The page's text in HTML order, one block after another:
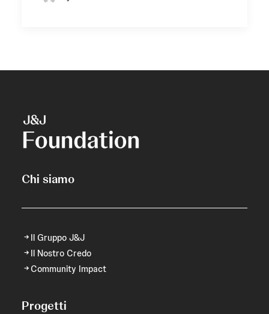
Chi siamo
Il Gruppo J&J
Il Nostro Credo
Community Impact
Progetti